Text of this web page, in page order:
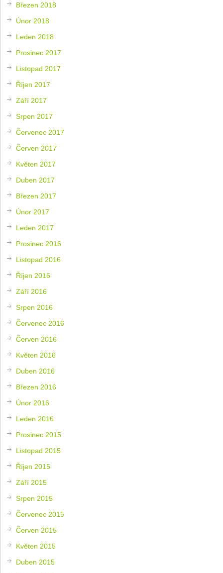
Březen 2018
Únor 2018
Leden 2018
Prosinec 2017
Listopad 2017
Říjen 2017
Září 2017
Srpen 2017
Červenec 2017
Červen 2017
Květen 2017
Duben 2017
Březen 2017
Únor 2017
Leden 2017
Prosinec 2016
Listopad 2016
Říjen 2016
Září 2016
Srpen 2016
Červenec 2016
Červen 2016
Květen 2016
Duben 2016
Březen 2016
Únor 2016
Leden 2016
Prosinec 2015
Listopad 2015
Říjen 2015
Září 2015
Srpen 2015
Červenec 2015
Červen 2015
Květen 2015
Duben 2015